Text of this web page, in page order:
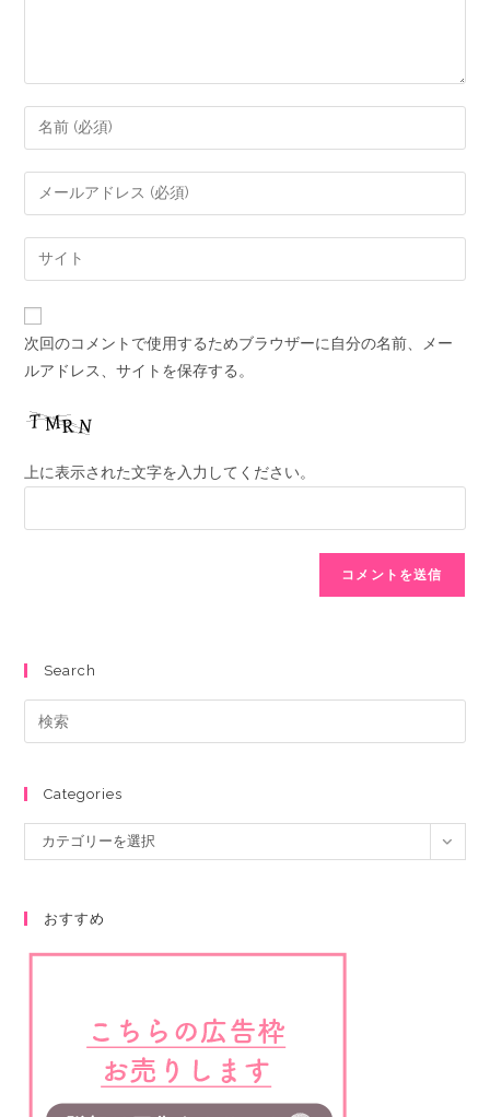
次回のコメントで使用するためブラウザーに自分の名前、メー
ルアドレス、サイトを保存する。
上に表示された文字を入力してください。
Search
Categories
カテゴリーを選択
おすすめ